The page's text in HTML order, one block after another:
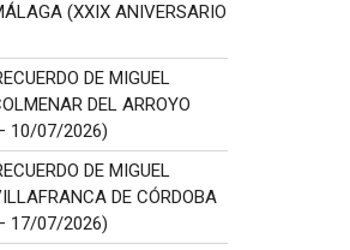
(XXIX ANIVERSARIO
DE MIGUEL
DEL ARROYO
10/07/2026)
DE MIGUEL
DE CÓRDOBA
17/07/2026)